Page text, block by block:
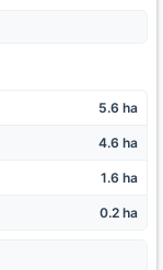
5.6 ha
4.6 ha
1.6 ha
0.2 ha